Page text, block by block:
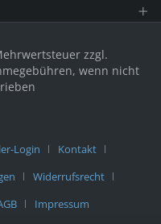
zzgl.
wenn nicht
Login
Kontakt
Widerrufsrecht
Impressum